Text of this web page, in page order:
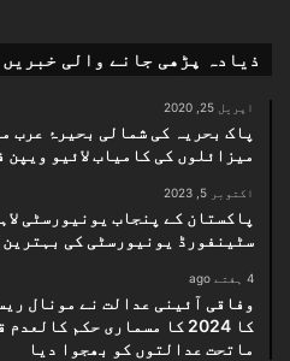
ذیادہ پڑھی جانے والی خبریں
اپریل 25, 2020
پاک بحریہ کی شمالی بحیرۂ عرب
میزائلوں کی کامیاب لائیو ویپن
اکتوبر 5, 2023
پاکستان کے پنجاب یونیورسٹی
سٹینفورڈ یونیورسٹی کی
4 ہفتے ago
وفاقی آئینی عدالت نے مونال
کا 2024 کا مسماری حکم
ماتحت عدالتوں کو بھجوا دیا